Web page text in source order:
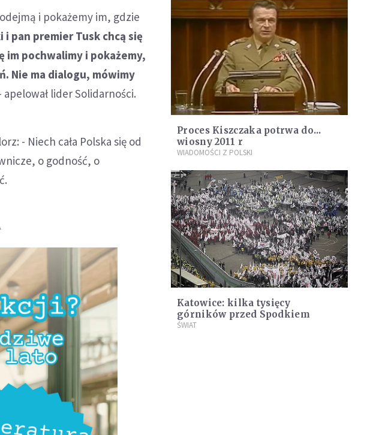
i pokażemy im, gdzie
i pan premier Tusk chcą się
im pochwalimy i pokażemy,
Nie ma dialogu, mówimy
apelował lider Solidarności.
- Niech cała Polska się od
o godność, o
Proces Kiszczaka potrwa do...
wiosny 2011 r
WIADOMOŚCI Z POLSKI
Katowice: kilka tysięcy
górników przed Spodkiem
ŚWIAT